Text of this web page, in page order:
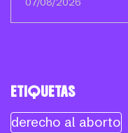
ETIQUETAS
derecho al aborto